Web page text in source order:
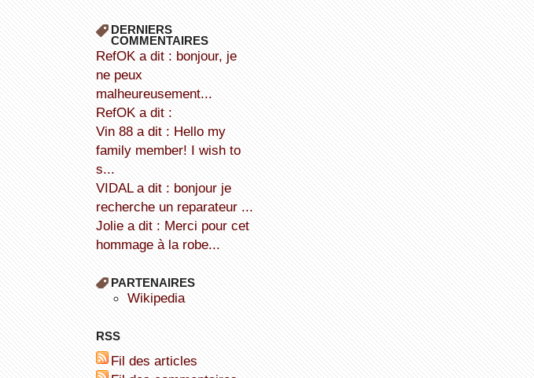
DERNIERS
COMMENTAIRES
refOK a dit : bonjour, je
ne peux
malheureusement...
refOK a dit :
Vin 88 a dit : Hello my
family member! I wish to
s...
VIDAL a dit : bonjour je
recherche un reparateur ...
Jolie a dit : Merci pour cet
hommage à la robe...
PARTENAIRES
wikipedia
RSS
Fil des articles